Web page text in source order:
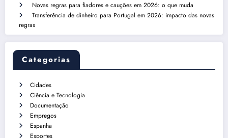
Novas regras para fiadores e cauções em 2026: o que muda
Transferência de dinheiro para Portugal em 2026: impacto das novas
regras
Categorias
Cidades
Ciência e Tecnologia
Documentação
Empregos
Espanha
Esportes